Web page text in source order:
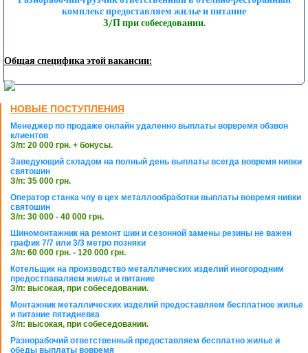
комплекс предоставляем жилье и питание
З/П при собеседовании.
Общая специфика этой вакансии:
НОВЫЕ ПОСТУПЛЕНИЯ
Менеджер по продаже онлайн удаленно выплаты ворвремя обзвон
клиентов
З/п: 20 000 грн. + бонусы.
Заведующий складом на полный день выплаты всегда вовремя нивки
святошин
З/п: 35 000 грн.
Оператор станка чпу в цех металлообработки выплаты вовремя нивки
святошин
З/п: 30 000 - 40 000 грн.
Шиномонтажник на ремонт шин и сезонной замены резины не важен
график 7/7 или 3/3 метро позняки
З/п: 60 000 грн. - 120 000 грн.
Котельщик на производство металлических изделий иногородним
предостпаваляем жилье и питание
З/п: высокая, при собеседовании.
Монтажник металлических изделий предоставляем бесплатное жилье
и питание пятидневка
З/п: высокая, при собеседовании.
Разнорабочий ответственный предоставляем бесплатно жилье и
обеды выплаты вовремя